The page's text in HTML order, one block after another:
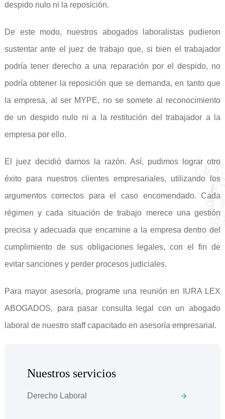
despido nulo ni la reposición.
De este modo, nuestros abogados laboralistas pudieron
sustentar ante el juez de trabajo que, si bien el trabajador
podría tener derecho a una reparación por el despido, no
podría obtener la reposición que se demanda, en tanto que
la empresa, al ser MYPE, no se somete al reconocimiento
de un despido nulo ni a la restitución del trabajador a la
empresa por ello.
El juez decidió darnos la razón. Así, pudimos lograr otro
éxito para nuestros clientes empresariales, utilizando los
argumentos correctos para el caso encomendado. Cada
régimen y cada situación de trabajo merece una gestión
precisa y adecuada que encamine a la empresa dentro del
cumplimiento de sus obligaciones legales, con el fin de
evitar sanciones y perder procesos judiciales.
Para mayor asesoría, programe una reunión en IURA LEX
ABOGADOS, para pasar consulta legal con un abogado
laboral de nuestro staff capacitado en asesoría empresarial.
Nuestros servicios
Derecho Laboral